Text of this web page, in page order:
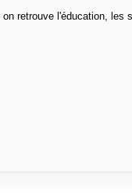
retrouve l'éducation, les